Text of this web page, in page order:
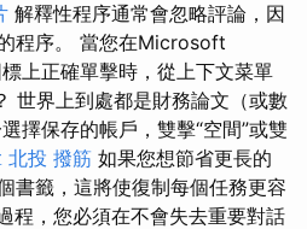
解釋性程序通常會忽略評論，因
程序。 當您在Microsoft
上正確單擊時，從上下文菜單
世界上到處都是財務論文（或數
擇保存的帳戶，雙擊“空間”或雙
北投 撥筋 如果您想節省更長的
書籤，這將使復制每個任務更容
程，您必須在不會失去重要對話